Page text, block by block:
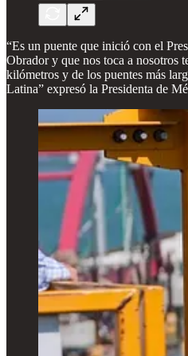
“Es un puente que inició con el
Obrador y que nos toca a nosotros
kilómetros y de los puentes más
Latina” expresó la Presidenta de